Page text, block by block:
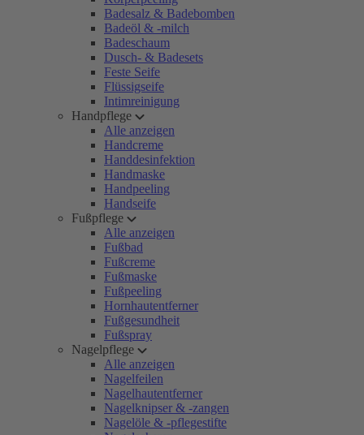
Badesalz & Badebomben
Badeöl & -milch
Badeschaum
Dusch- & Badesets
Feste Seife
Flüssigseife
Intimreinigung
Handpflege
Alle anzeigen
Handcreme
Handdesinfektion
Handmaske
Handpeeling
Handseife
Fußpflege
Alle anzeigen
Fußbad
Fußcreme
Fußmaske
Fußpeeling
Hornhautentferner
Fußgesundheit
Fußspray
Nagelpflege
Alle anzeigen
Nagelfeilen
Nagelhautentferner
Nagelknipser & -zangen
Nagelöle & -pflegestifte